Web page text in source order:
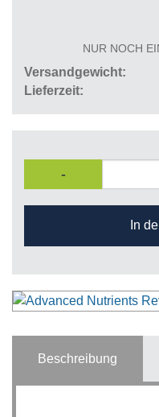
NUR NOCH
Versandgewicht
Lieferzeit
-
In
Beschreibung